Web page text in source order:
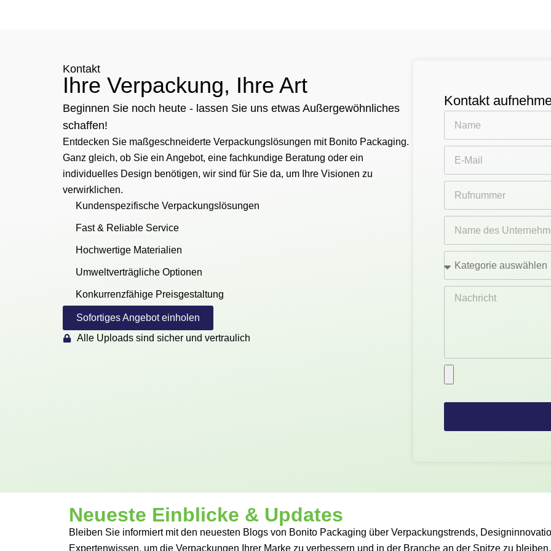
Kontakt
Ihre Verpackung, Ihre Art
Beginnen Sie noch heute - lassen Sie uns etwas Außergewöhnliches
schaffen!
Entdecken Sie maßgeschneiderte Verpackungslösungen mit Bonito Packaging.
Ganz gleich, ob Sie ein Angebot, eine fachkundige Beratung oder ein
individuelles Design benötigen, wir sind für Sie da, um Ihre Visionen zu
verwirklichen.
Kundenspezifische Verpackungslösungen
Fast & Reliable Service
Hochwertige Materialien
Umweltverträgliche Optionen
Konkurrenzfähige Preisgestaltung
Sofortiges Angebot einholen
Alle Uploads sind sicher und vertraulich
Kontakt
Neueste Einblicke & Updates
Bleiben Sie informiert mit den neuesten Blogs von Bonito Packaging über Verpackungstrends,
Expertenwissen, um die Verpackungen Ihrer Marke zu verbessern und in der Branche an der Spitze zu bleiben.